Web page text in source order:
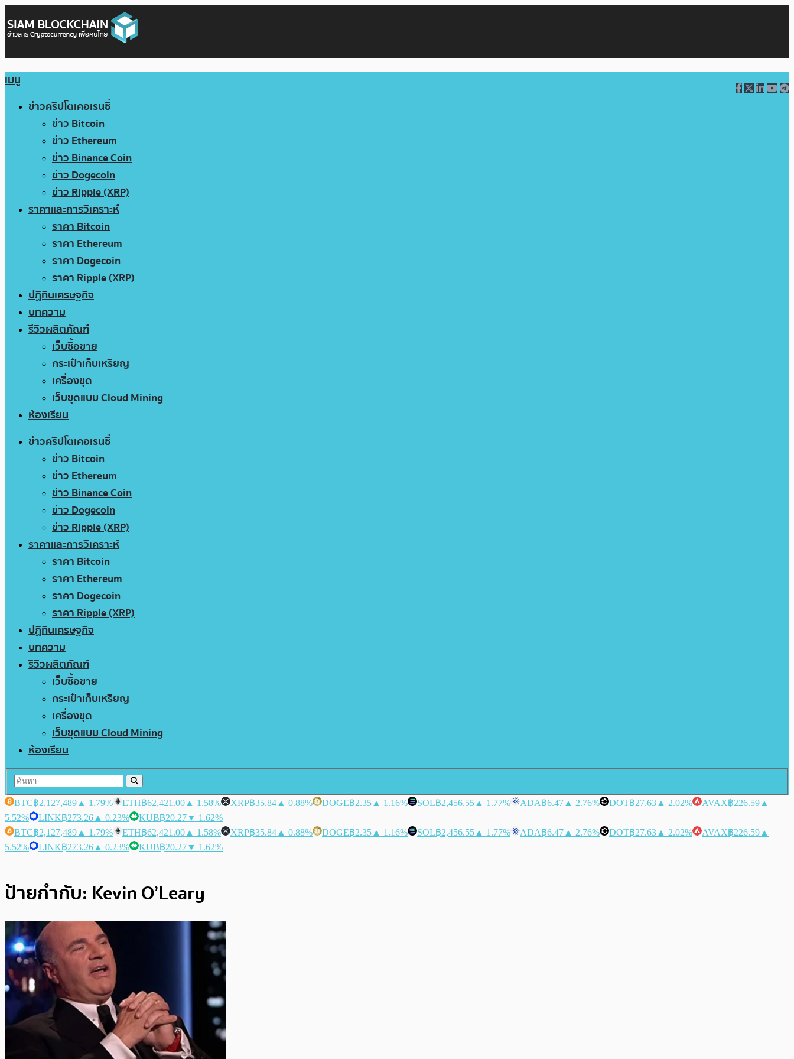
เมนู
ข่าวคริปโตเคอเรนซี่
ข่าว Bitcoin
ข่าว Ethereum
ข่าว Binance Coin
ข่าว Dogecoin
ข่าว Ripple (XRP)
ราคาและการวิเคราะห์
ราคา Bitcoin
ราคา Ethereum
ราคา Dogecoin
ราคา Ripple (XRP)
ปฏิทินเศรษฐกิจ
บทความ
รีวิวผลิตภัณฑ์
เว็บซื้อขาย
กระเป๋าเก็บเหรียญ
เครื่องขุด
เว็บขุดแบบ Cloud Mining
ห้องเรียน
ข่าวคริปโตเคอเรนซี่
ข่าว Bitcoin
ข่าว Ethereum
ข่าว Binance Coin
ข่าว Dogecoin
ข่าว Ripple (XRP)
ราคาและการวิเคราะห์
ราคา Bitcoin
ราคา Ethereum
ราคา Dogecoin
ราคา Ripple (XRP)
ปฏิทินเศรษฐกิจ
บทความ
รีวิวผลิตภัณฑ์
เว็บซื้อขาย
กระเป๋าเก็บเหรียญ
เครื่องขุด
เว็บขุดแบบ Cloud Mining
ห้องเรียน
BTC฿2,127,489 ▲ 1.79% ETH฿62,421.00 ▲ 1.58% XRP฿35.84 ▲ 0.88% DOGE฿2.35 ▲ 1.16% SOL฿2,456.55 ▲ 1.77% ADA฿6.47 ▲ 2.76% DOT฿27.63 ▲ 2.02% AVAX฿226.59 ▲
5.52%
LINK฿273.26 ▲ 0.23% KUB฿20.27▼ 1.62%
BTC฿2,127,489 ▲ 1.79% ETH฿62,421.00 ▲ 1.58% XRP฿35.84 ▲ 0.88% DOGE฿2.35 ▲ 1.16% SOL฿2,456.55 ▲ 1.77% ADA฿6.47 ▲ 2.76% DOT฿27.63 ▲ 2.02% AVAX฿226.59 ▲
5.52%
LINK฿273.26 ▲ 0.23% KUB฿20.27▼ 1.62%
ป้ายกำกับ: Kevin O’Leary